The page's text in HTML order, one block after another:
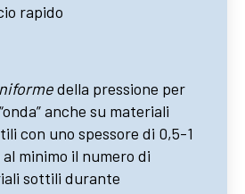
rapido
della pressione per
anche su materiali
con uno spessore di 0,5-1
minimo il numero di
sottili durante